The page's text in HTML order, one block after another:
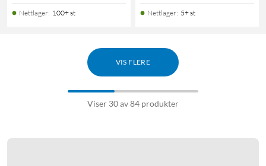
Nettlager: 100+ st Nettlager: 5+ st
VIS FLERE
Viser 30 av 84 produkter